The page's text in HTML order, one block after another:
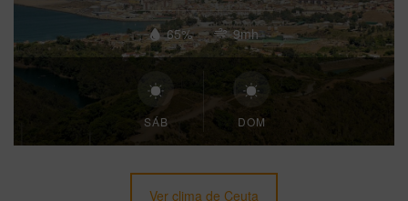
65% 9mh
SÁB DOM
Ver clima de Ceuta